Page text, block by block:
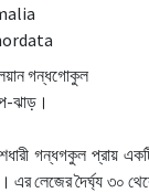
গন্ধগোকুল
ঝাড়।
গন্ধগকুল প্রায়
এর লেজের দৈর্ঘ্য ৩০